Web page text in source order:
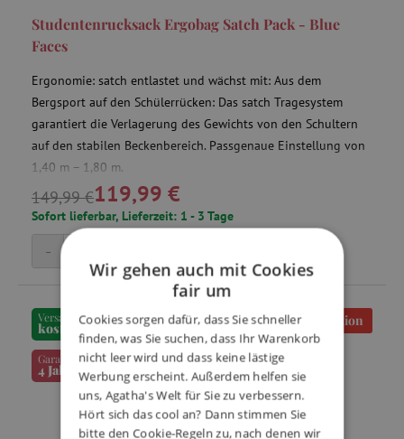
Studentenrucksack Ergobag Satch Pack - Blue
Faces
Ergonomie: satch entlastet und wächst mit: Aus dem
Bergsport auf den Schülerrücken: Das satch Tragesystem
garantiert die Verlagerung des Gewichts von den Schultern
auf den stabilen Beckenbereich. Passgenaue Einstellung von
1,40 m – 1,80 m.
149,99 €119,99 €
Sofort lieferbar, Lieferzeit: 1 - 3 Tage
-
Versand
kostenfrei
Garantie
4 Jahre
Aktion
Wir gehen auch mit Cookies
fair um
Cookies sorgen dafür, dass Sie schneller
finden, was Sie suchen, dass Ihr Warenkorb
nicht leer wird und dass keine lästige
Werbung erscheint. Außerdem helfen sie
uns, Agatha's Welt für Sie zu verbessern.
Hört sich das cool an? Dann stimmen Sie
bitte den Cookie-Regeln zu, nach denen wir